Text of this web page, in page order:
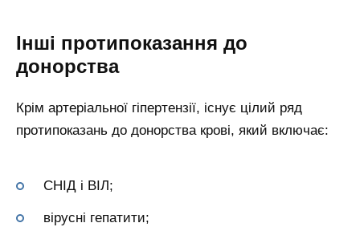
Інші протипоказання до
донорства
Крім артеріальної гіпертензії, існує цілий ряд
протипоказань до донорства крові, який включає:
СНІД і ВІЛ;
вірусні гепатити;